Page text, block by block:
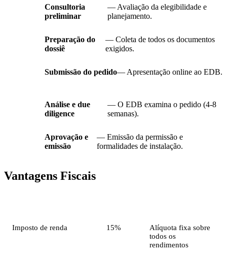
Consultoria
preliminar
— Avaliação da elegibilidade e
planejamento.
Preparação do
dossiê
— Coleta de todos os documentos
exigidos.
Submissão do pedido— Apresentação online ao EDB.
Análise e due
diligence
— O EDB examina o pedido (4-8
semanas).
Aprovação e
emissão
— Emissão da permissão e
formalidades de instalação.
Vantagens Fiscais
Imposto de renda 15%
Alíquota fixa sobre
todos os
rendimentos